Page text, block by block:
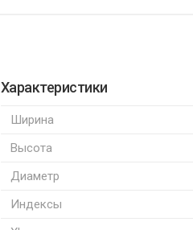
Характеристики
Ширина
Высота
Диаметр
Индексы